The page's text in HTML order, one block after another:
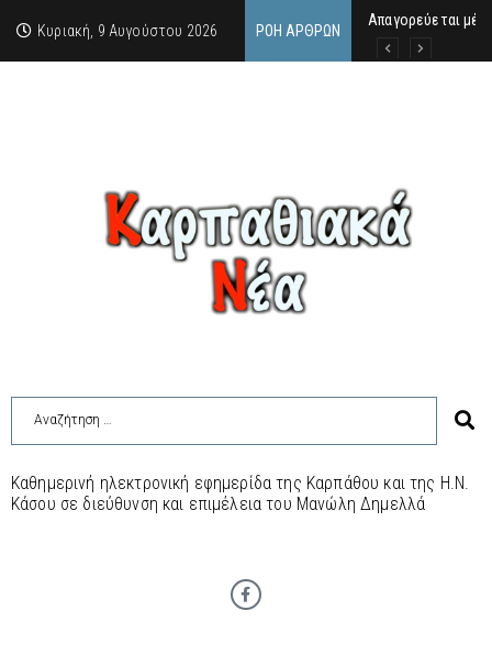
Κυριακή, 9 Αυγούστου 2026 ΡΟΉ ΆΡΘΡΩΝ
Απαγορεύεται
ΙΜΜΑΚΟΛΑΤΑ: 300
9 Αυγούστου 2026:
Καθημερινή ηλεκτρονική εφημερίδα της Καρπάθου και της Η.Ν.
Κάσου σε διεύθυνση και επιμέλεια του Μανώλη Δημελλά